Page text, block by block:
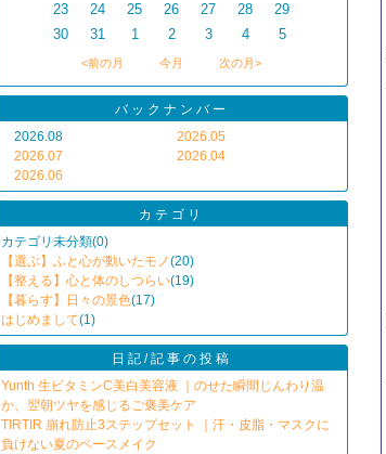
23
24 25 26 27 28
29
30
31 1 2 3 4 5
<前の月 今月 次の月>
バックナンバー
2026.08
2026.07
2026.06
2026.05
2026.04
カテゴリ
カテゴリ未分類(0)
【選ぶ】ふと心が動いたモノ(20)
【整える】心と体のしつらい(19)
【暮らす】日々の景色(17)
はじめまして(1)
日記/記事の投稿
Yunth 生ビタミンC美白美容液 ｜のせた瞬間じんわり温
か、翌朝ツヤを感じるご褒美ケア
TIRTIR 崩れ防止3ステップセット ｜汗・皮脂・マスクに
負けない夏のベースメイク